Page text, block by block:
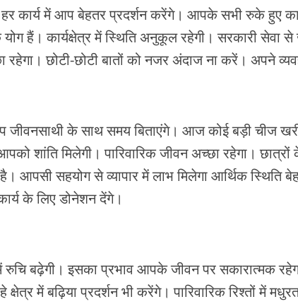
कार्य में आप बेहतर प्रदर्शन करेंगे। आपके सभी रुके हुए
हैं। कार्यक्षेत्र में स्थिति अनुकूल रहेगी। सरकारी सेवा
छोटी-छोटी बातों को नजर अंदाज ना करें। अपने
के साथ समय बिताएंगे। आज कोई बड़ी चीज
शांति मिलेगी। पारिवारिक जीवन अच्छा रहेगा।
सहयोग से व्यापार में लाभ मिलेगा आर्थिक स्थिति
के लिए डोनेशन देंगे।
रुचि बढ़ेगी। इसका प्रभाव आपके जीवन पर सकारात्मक
में बढ़िया प्रदर्शन भी करेंगे। पारिवारिक रिश्तों में